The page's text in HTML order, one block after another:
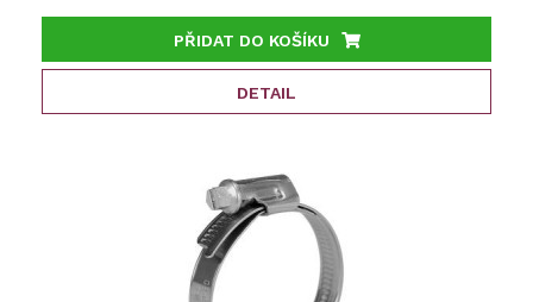
PŘIDAT DO KOŠÍKU
DETAIL